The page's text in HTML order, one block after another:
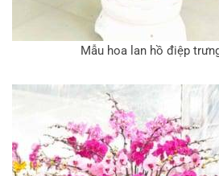
Mẫu hoa lan hồ điệp